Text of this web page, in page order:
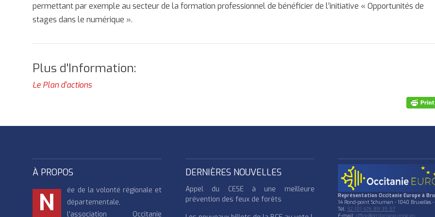
permettant par exemple au secteur de la formation professionnel de bénéficier de l’initiative « Opportunités de
stages dans le numérique ».
Plus d'Information:
Le Plan d'actions
À PROPOS
N
ée de la volonté régionale et
départementale,
l’association Occitanie
DERNIÈRES NOUVELLES
Appel du CESE à une meilleure
prévention des feux de forêts
Représentation Occitanie Europe à
14 Rond-point Schuman - 1040 Bruxelles
Tél:32 (0) 476 89 35 57